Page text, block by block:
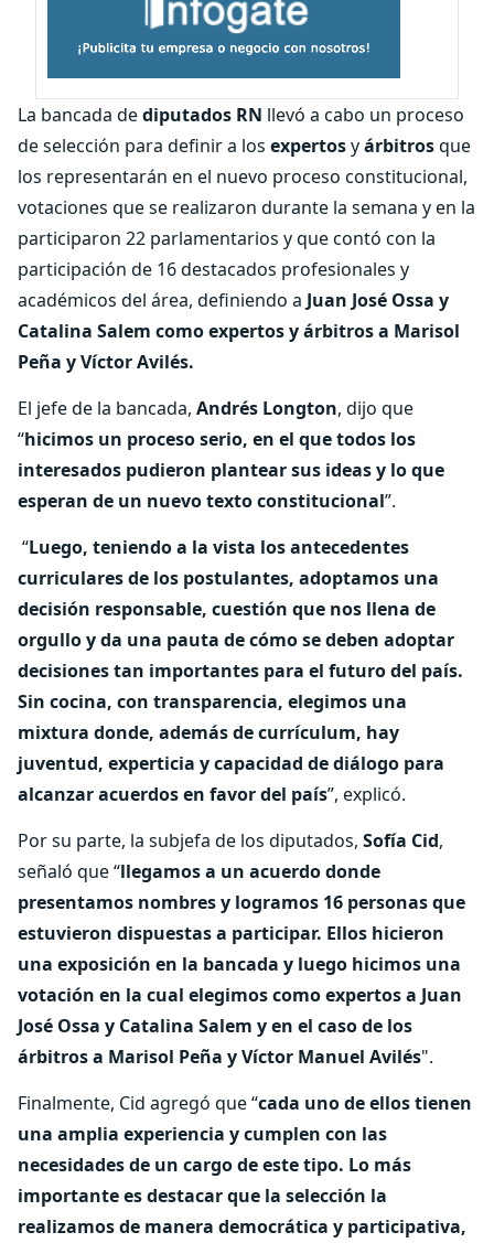
La bancada dediputados RN llevó a cabo un proceso
de selección para definir a los expertosyárbitrosque
los representarán en el nuevo proceso constitucional,
votaciones que se realizaron durante la semana y en la
participaron 22 parlamentarios y que contó con la
participación de 16 destacados profesionales y
académicos del área, definiendo a Juan José Ossa y
Catalina Salem como expertos y árbitros a Marisol
Peña y Víctor Avilés.
El jefe de la bancada, Andrés Longton, dijo que
“hicimos un proceso serio, en el que todos los
interesados pudieron plantear sus ideas y lo que
esperan de un nuevo texto constitucional”.
“Luego, teniendo a la vista los antecedentes
curriculares de los postulantes, adoptamos una
decisión responsable, cuestión que nos llena de
orgullo y da una pauta de cómo se deben adoptar
decisiones tan importantes para el futuro del país.
Sin cocina, con transparencia, elegimos una
mixtura donde, además de currículum, hay
juventud, experticia y capacidad de diálogo para
alcanzar acuerdos en favor del país”, explicó.
Por su parte, la subjefa de los diputados, Sofía Cid,
señaló que “llegamos a un acuerdo donde
presentamos nombres y logramos 16 personas que
estuvieron dispuestas a participar. Ellos hicieron
una exposición en la bancada y luego hicimos una
votación en la cual elegimos como expertos a Juan
José Ossa y Catalina Salem y en el caso de los
árbitros a Marisol Peña y Víctor Manuel Avilés".
Finalmente, Cid agregó que “cada uno de ellos tienen
una amplia experiencia y cumplen con las
necesidades de un cargo de este tipo. Lo más
importante es destacar que la selección la
realizamos de manera democrática y participativa,